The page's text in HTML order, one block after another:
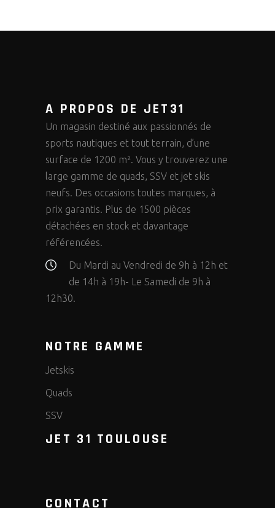
A PROPOS DE JET31
Un magasin destiné aux passionnés de
sports nautiques et tout terrain, d’une
surface de 1200 m². Vous y trouverez une
large gamme de quads, SSV et jet skis
neufs. Des occasions toutes marques, à
prix garantis. Plus de 1500 pièces
détachées en stock et davantage
référencées.
Du Mardi au Vendredi de 9h à 12h et
de 14h à 19h- Le Samedi de 9h à
12h30.
NOTRE GAMME
Jetskis
Quads
SSV
JET 31 TOULOUSE
CONTACT